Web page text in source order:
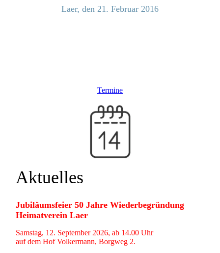
Laer, den 21. Februar 2016
Termine
Aktuelles
Jubiläumsfeier 50 Jahre Wiederbegründung
Heimatverein Laer
Samstag, 12. September 2026, ab 14.00 Uhr
auf dem Hof Volkermann, Borgweg 2.